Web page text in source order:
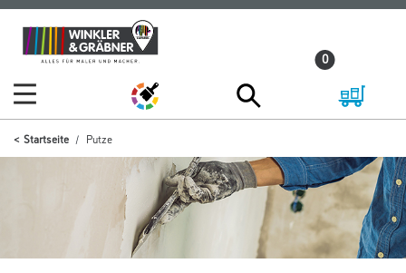
Zum
Inhalt
Zum
Navigationsmenü
0
Startseite Putze